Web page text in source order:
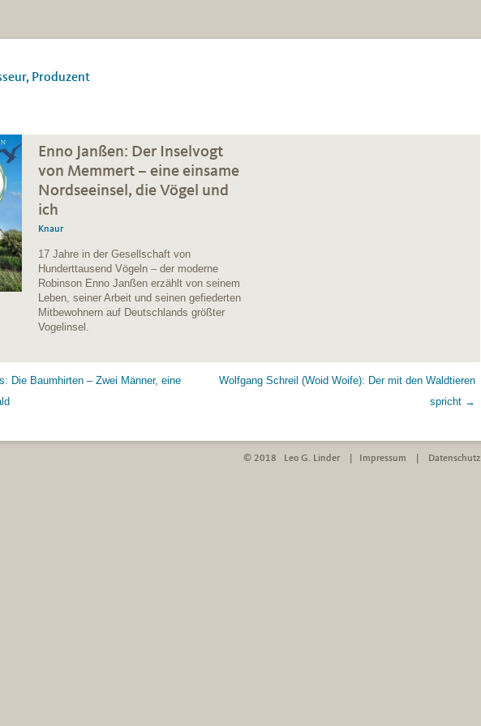
Produzent
Enno Janßen: Der Inselvogt
von Memmert – eine einsame
Nordseeinsel, die Vögel und
ich
Knaur
17 Jahre in der Gesellschaft von
Hunderttausend Vögeln – der moderne
Robinson Enno Janßen erzählt von seinem
Leben, seiner Arbeit und seinen gefiederten
Mitbewohnern auf Deutschlands größter
Vogelinsel.
Die Baumhirten – Zwei Männer, eine
Wolfgang Schreil (Woid Woife): Der mit den Waldtieren
spricht →
© 2018 Leo G. Linder | Impressum Datenschutz